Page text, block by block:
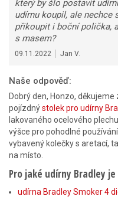
který by šlo postavit
udírnu koupil, ale nechce
přikoupit i boční polička,
s masem?
09.11.2022 Jan V.
Naše odpověď:
Dobrý den, Honzo,
pojízdnýstolek pro udírny
lakovaného ocelového
výšce pro pohodlné
vybavený kolečky s aretací,
na místo.
Pro jaké udírny Bradley
udírna Bradley Smoker 4